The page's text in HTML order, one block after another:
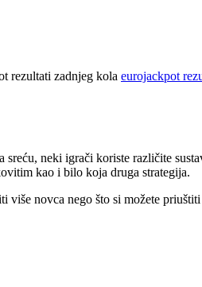
rezultati zadnjeg kola eurojackpot
neki igrači koriste različite
kao i bilo koja druga strategija.
više novca nego što si možete